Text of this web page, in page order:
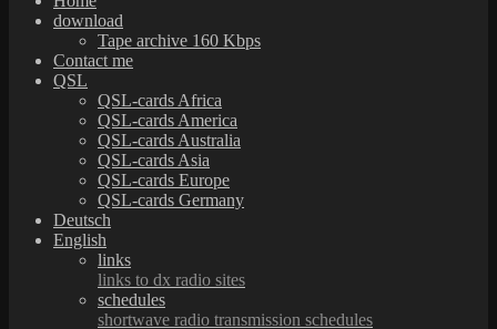
download
Tape archive 160 Kbps
Contact me
QSL
QSL-cards Africa
QSL-cards America
QSL-cards Australia
QSL-cards Asia
QSL-cards Europe
QSL-cards Germany
Deutsch
English
links
links to dx radio sites
schedules
shortwave radio transmission schedules